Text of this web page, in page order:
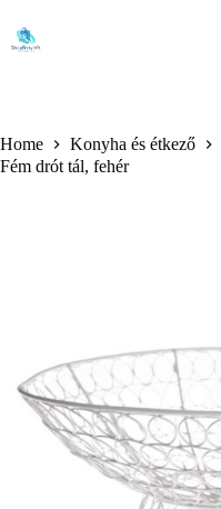
content
Home Konyha és étkező
Fém drót tál, fehér